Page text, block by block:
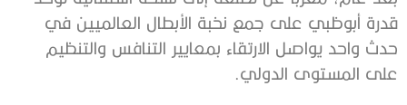
قدرة أبوظبي على جمع نخبة الأبطال العالميين في
حدث واحد يواصل الارتقاء بمعايير التنافس والتنظيم
على المستوى الدولي.